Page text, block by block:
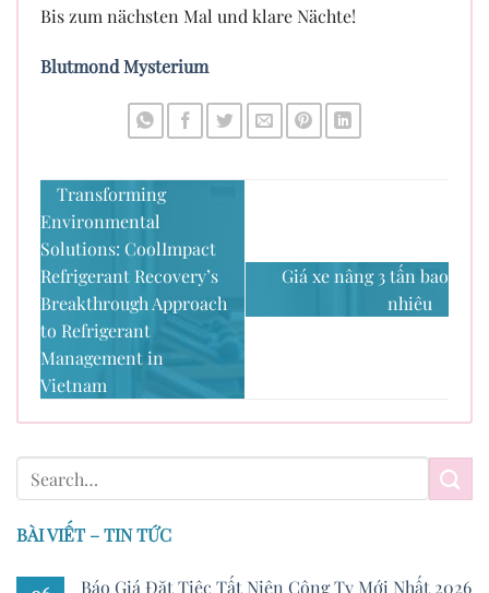
Bis zum nächsten Mal und klare Nächte!
Blutmond Mysterium
Transforming
Environmental
Solutions: CoolImpact
Refrigerant Recovery’s
Breakthrough Approach
to Refrigerant
Management in
Vietnam
Giá xe nâng 3 tấn bao
nhiêu
BÀI VIẾT – TIN TỨC
Báo Giá Đặt Tiệc Tất Niên Công Ty Mới Nhất 2026